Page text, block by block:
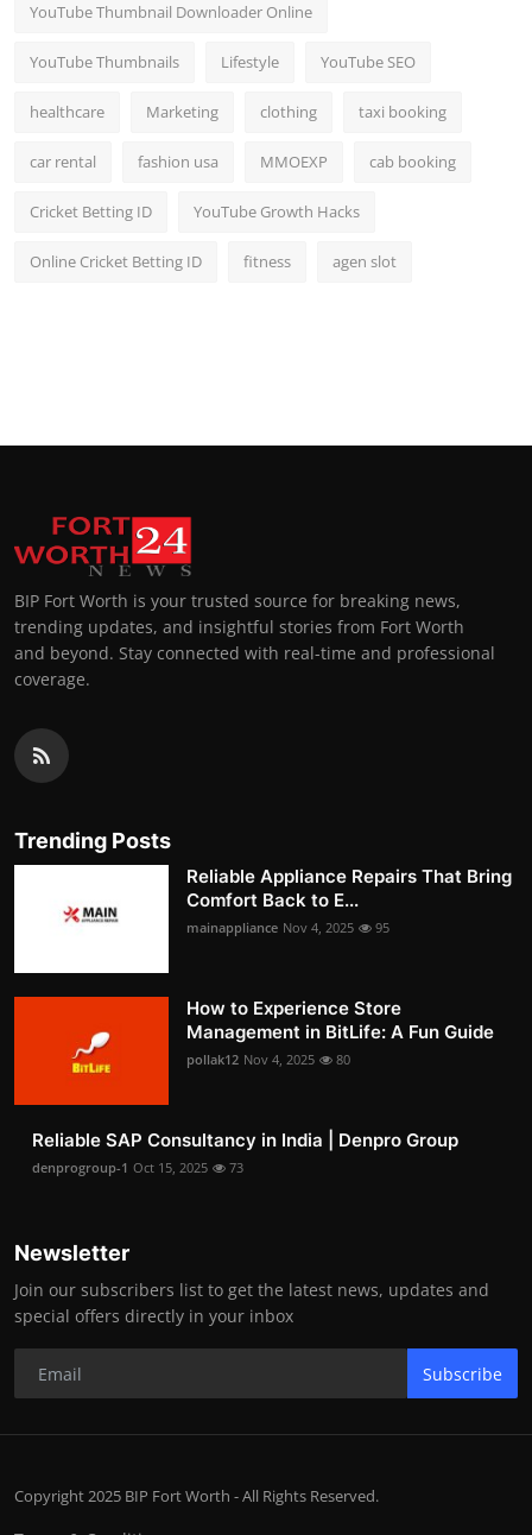
YouTube Thumbnail Downloader Online
YouTube Thumbnails Lifestyle YouTube SEO
healthcare Marketing clothing taxi booking
car rental fashion usa MMOEXP cab booking
Cricket Betting ID YouTube Growth Hacks
Online Cricket Betting ID fitness agen slot
BIP Fort Worth is your trusted source for breaking news,
trending updates, and insightful stories from Fort Worth
and beyond. Stay connected with real-time and professional
coverage.
Trending Posts
Reliable Appliance Repairs That Bring
Comfort Back to E...
mainappliance Nov 4, 2025 95
How to Experience Store
Management in BitLife: A Fun Guide
pollak12 Nov 4, 2025 80
Reliable SAP Consultancy in India | Denpro Group
denprogroup-1 Oct 15, 2025 73
Newsletter
Join our subscribers list to get the latest news, updates and
special offers directly in your inbox
Subscribe
Copyright 2025 BIP Fort Worth - All Rights Reserved.